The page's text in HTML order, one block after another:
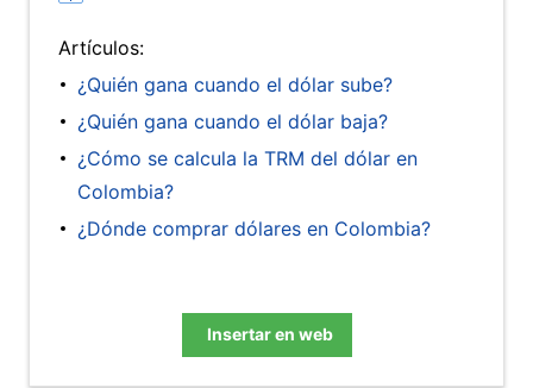
Artículos:
¿Quién gana cuando el dólar sube?
¿Quién gana cuando el dólar baja?
¿Cómo se calcula la TRM del dólar en
Colombia?
¿Dónde comprar dólares en Colombia?
Insertar en web